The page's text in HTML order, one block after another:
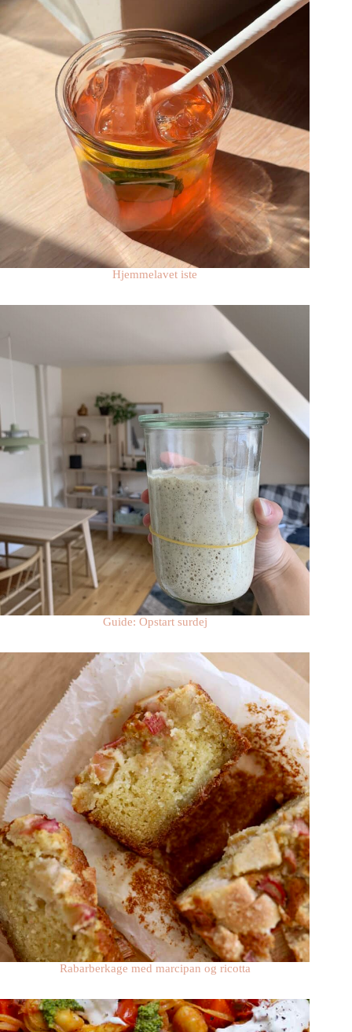
Hjemmelavet iste
Guide: Opstart surdej
Rabarberkage med marcipan og ricotta